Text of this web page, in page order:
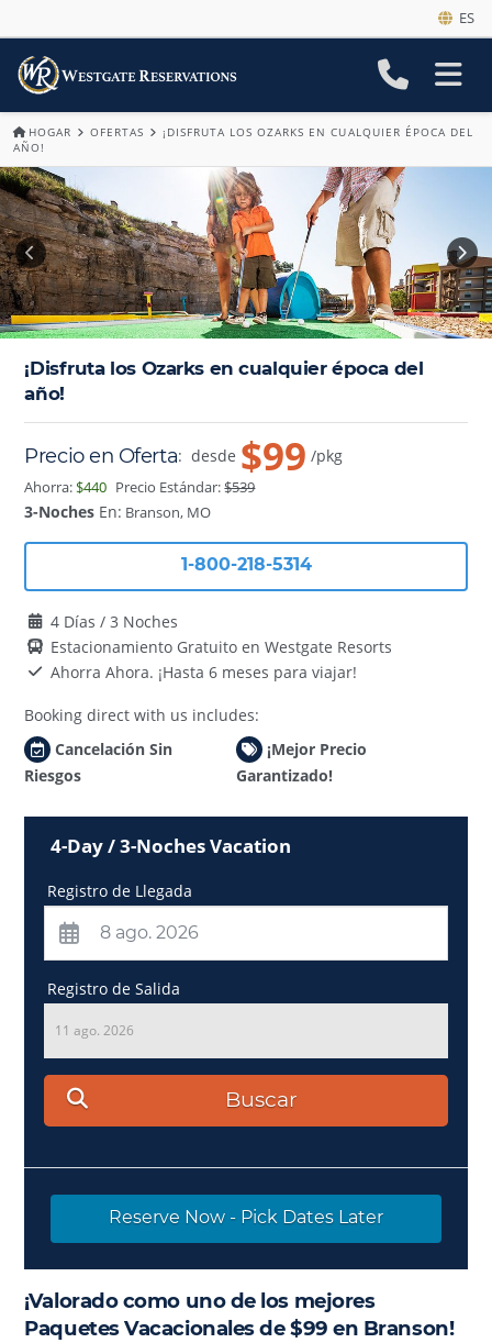
ES
HOGAR OFERTAS
¡DISFRUTA LOS OZARKS EN CUALQUIER ÉPOCA DEL
AÑO!
¡Disfruta los Ozarks en cualquier época del
año!
Precio en Oferta:desde $99 /pkg
Ahorra:$440 Precio Estándar:$539
3-Noches En: Branson, MO
1-800-218-5314
4 Días / 3 Noches
Estacionamiento Gratuito en Westgate Resorts
Ahorra Ahora. ¡Hasta 6 meses para viajar!
Booking direct with us includes:
Cancelación Sin
Riesgos
¡Mejor Precio
Garantizado!
4-Day / 3-Noches Vacation
Registro de Llegada
Registro de Salida
11 ago. 2026
Buscar
Reserve Now - Pick Dates Later
¡Valorado como uno de los mejores
Paquetes Vacacionales de $99 en Branson!